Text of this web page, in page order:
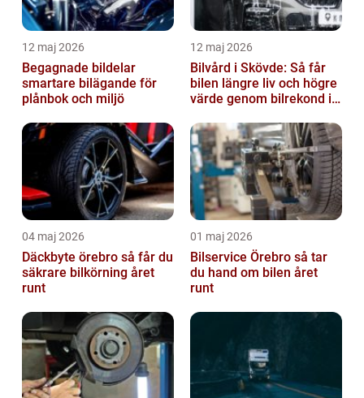
12 maj 2026
Begagnade bildelar
smartare bilägande för
plånbok och miljö
12 maj 2026
Bilvård i Skövde: Så får
bilen längre liv och högre
värde genom bilrekond i
04 maj 2026
Däckbyte örebro så får du
säkrare bilkörning året
runt
01 maj 2026
Bilservice Örebro så tar
du hand om bilen året
runt